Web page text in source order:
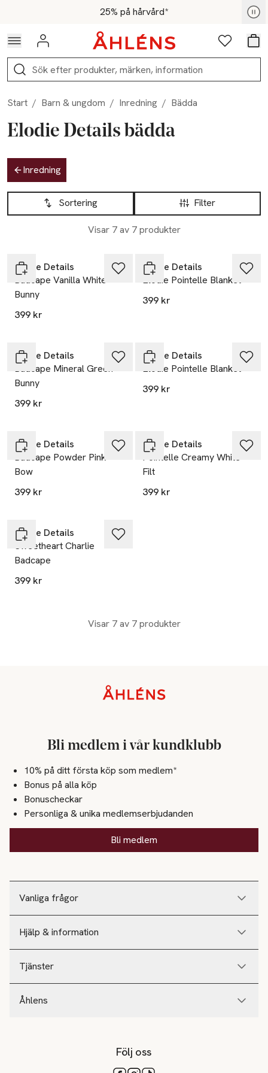
Hoppa till navigationsmenyn25% på hårvård*
För medlemmar - Shoppa nu
Logga in Favoriter
Sök
Start / Barn & ungdom / Inredning / Bädda
Elodie Details bädda
Hoppa till produktsidan
Inredning
Hoppa till produktsidan
Filter
Sortering
Visar 7 av 7 produkter
Lista över produkter
Elodie Details
Badcape Vanilla White
Bunny
399 kr
Elodie Details
Elodie Pointelle Blanket
399 kr
Elodie Details
Badcape Mineral Green
Bunny
399 kr
Elodie Details
Elodie Pointelle Blanket
399 kr
Elodie Details
Badcape Powder Pink
Bow
399 kr
Elodie Details
Pointelle Creamy White
Filt
399 kr
Elodie Details
Sweetheart Charlie
Badcape
399 kr
Visar 7 av 7 produkter
Vanliga frågor
Hjälp & information
Tjänster
Åhlens
Bli medlem i vår kundklubb
10% på ditt första köp som medlem*
Bonus på alla köp
Bonuscheckar
Personliga & unika medlemserbjudanden
Bli medlem
Följ oss